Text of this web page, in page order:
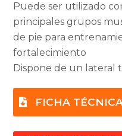
Puede ser utilizado
principales grupos
de pie para
fortalecimiento
Dispone de un lateral
FICHA